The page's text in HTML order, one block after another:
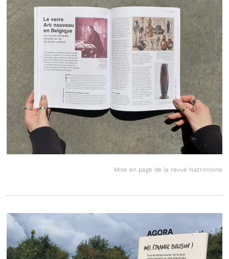
Mise en page de la revue Natrimoine